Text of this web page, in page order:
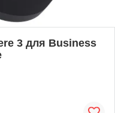
3 для Business